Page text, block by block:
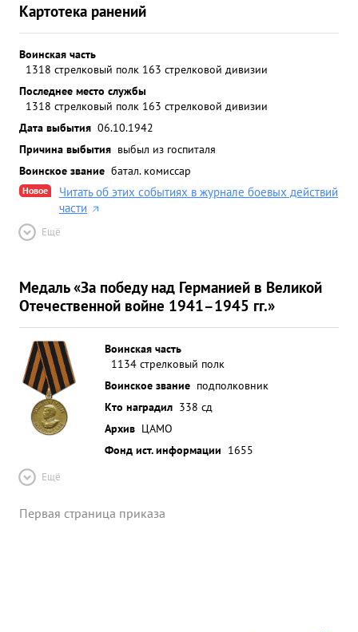
Картотека ранений
Воинская часть
1318 стрелковый полк 163 стрелковой дивизии
Последнее место службы
1318 стрелковый полк 163 стрелковой дивизии
Дата выбытия 06.10.1942
Причина выбытия выбыл из госпиталя
Воинское звание батал. комиссар
Новое
Читать об этих событиях в журнале боевых действий
части
Ещё
Медаль «За победу над Германией в Великой
Отечественной войне 1941–1945 гг.»
Воинская часть
1134 стрелковый полк
Воинское звание подполковник
Кто наградил 338 сд
Архив ЦАМО
Фонд ист. информации 1655
Ещё
Первая страница приказа